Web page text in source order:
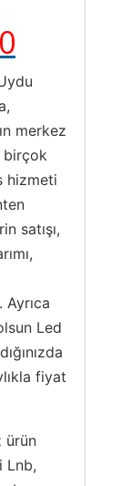
merkez
birçok
hizmeti
satışı,
Led
fiyat
ürün
Lnb,